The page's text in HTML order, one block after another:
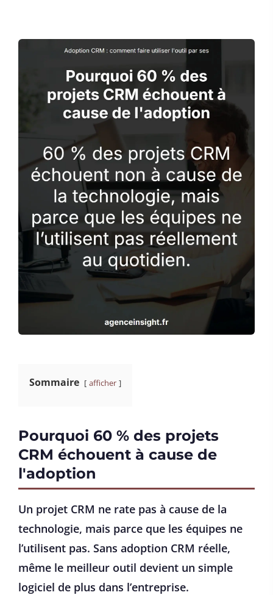
Sommaire afficher
Pourquoi 60 % des projets
CRM échouent à cause de
l'adoption
Un projet CRM ne rate pas à cause de la
technologie, mais parce que les équipes ne
l’utilisent pas. Sans adoption CRM réelle,
même le meilleur outil devient un simple
logiciel de plus dans l’entreprise.